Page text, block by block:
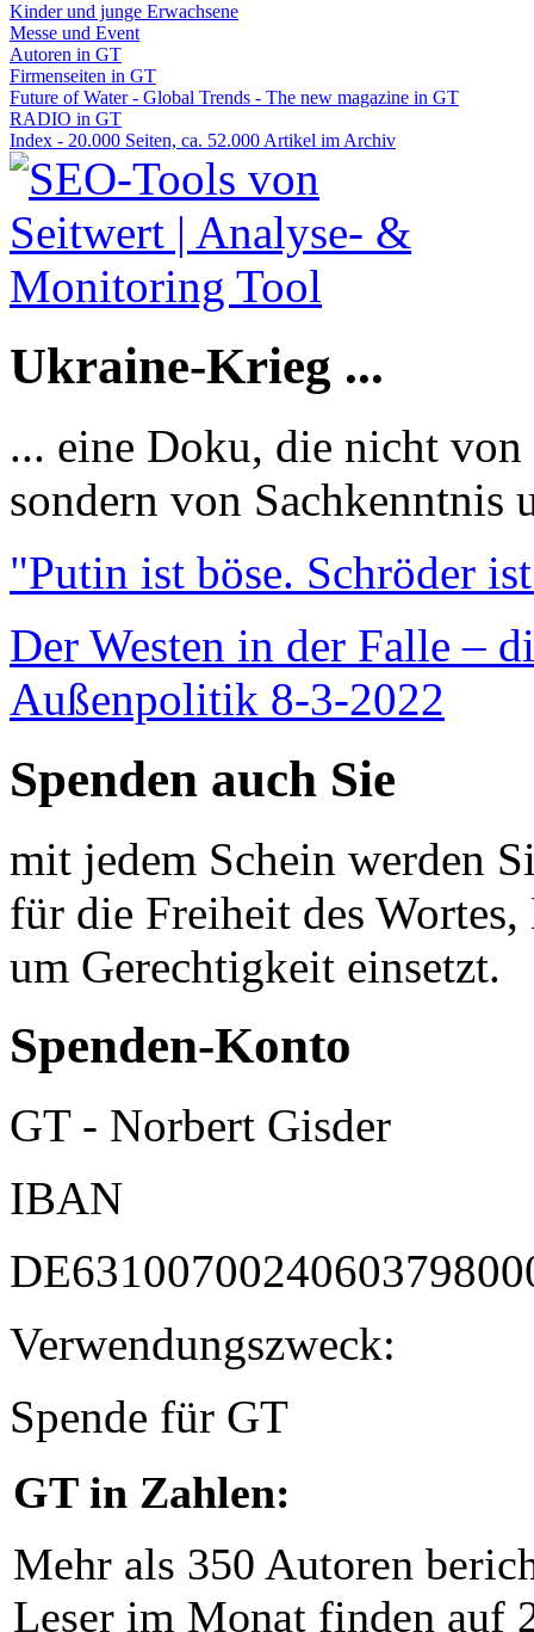
Kinder und junge Erwachsene
Messe und Event
Autoren in GT
Firmenseiten in GT
Future of Water - Global Trends - The new magazine in GT
RADIO in GT
Index - 20.000 Seiten, ca. 52.000 Artikel im Archiv
Ukraine-Krieg ...
... eine Doku, die nicht
sondern von Sachkenntnis
"Putin ist böse. Schröder
Der Westen in der Falle –
Außenpolitik 8-3-2022
Spenden auch Sie
mit jedem Schein werden
für die Freiheit des
um Gerechtigkeit einsetzt.
Spenden-Konto
GT - Norbert Gisder
IBAN
Verwendungszweck:
Spende für GT
GT in Zahlen:
Mehr als 350 Autoren
Leser im Monat finden auf